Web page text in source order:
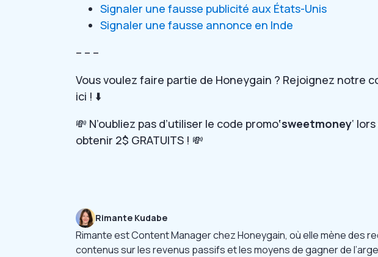
Signaler une fausse publicité aux États-Unis
Signaler une fausse annonce en Inde
– – –
Vous voulez faire partie de Honeygain ? Rejoignez notre
ici ! ⬇️
💸 N’oubliez pas d’utiliser le code promo‘sweetmoney‘
obtenir 2$ GRATUITS ! 💸
Rimante Kudabe
Rimante est Content Manager chez Honeygain, où elle mène des
contenus sur les revenus passifs et les moyens de gagner de